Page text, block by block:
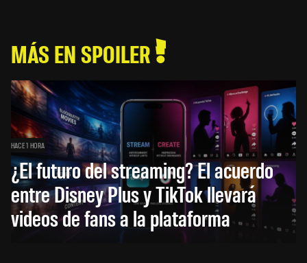
MÁS EN SPOILER
HACE 1 HORA
¿El futuro del streaming? El acuerdo
entre Disney Plus y TikTok llevará
videos de fans a la plataforma